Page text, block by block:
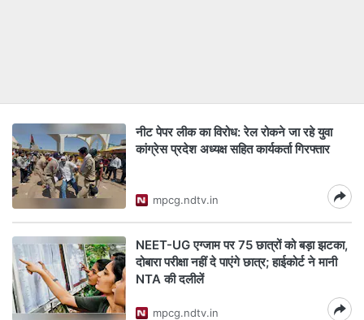
नीट पेपर लीक का विरोध: रेल रोकने जा रहे युवा
कांग्रेस प्रदेश अध्यक्ष सहित कार्यकर्ता गिरफ्तार
mpcg.ndtv.in
NEET-UG एग्जाम पर 75 छात्रों को बड़ा झटका,
दोबारा परीक्षा नहीं दे पाएंगे छात्र; हाईकोर्ट ने मानी
NTA की दलीलें
mpcg.ndtv.in